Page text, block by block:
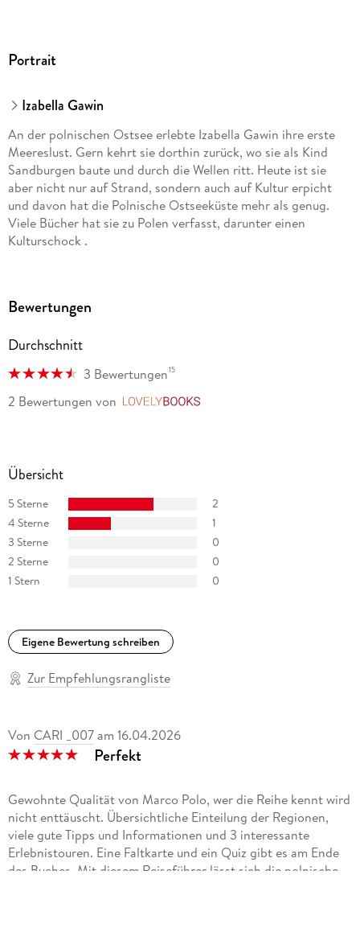
Portrait
Izabella Gawin
An der polnischen Ostsee erlebte Izabella Gawin ihre erste
Meereslust. Gern kehrt sie dorthin zurück, wo sie als Kind
Sandburgen baute und durch die Wellen ritt. Heute ist sie
aber nicht nur auf Strand, sondern auch auf Kultur erpicht
und davon hat die Polnische Ostseeküste mehr als genug.
Viele Bücher hat sie zu Polen verfasst, darunter einen
Kulturschock .
Bewertungen
Durchschnitt
3 Bewertungen15
2 Bewertungen von
Übersicht
5 Sterne
2
4 Sterne
1
3 Sterne
0
2 Sterne
0
1 Stern
0
Eigene Bewertung schreiben
Zur Empfehlungsrangliste
Von CARI _007 am 16.04.2026
Perfekt
Gewohnte Qualität von Marco Polo, wer die Reihe kennt wird
nicht enttäuscht. Übersichtliche Einteilung der Regionen,
viele gute Tipps und Informationen und 3 interessante
Erlebnistouren. Eine Faltkarte und ein Quiz gibt es am Ende
des Buches. Mit diesem Reiseführer lässt sich die polnische